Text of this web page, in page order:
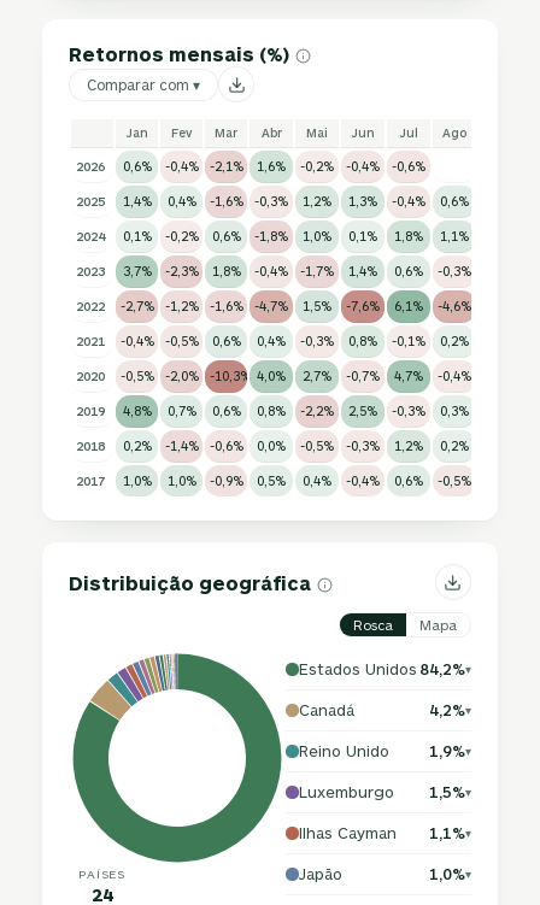
Retornos mensais (%)
Comparar com ▾
Jan Fev Mar Abr Mai Jun Jul Ago
2026 0,6% -0,4% -2,1% 1,6% -0,2% -0,4% -0,6%
2025 1,4% 0,4% -1,6% -0,3% 1,2% 1,3% -0,4% 0,6%
2024 0,1% -0,2% 0,6% -1,8% 1,0% 0,1% 1,8% 1,1%
2023 3,7% -2,3% 1,8% -0,4% -1,7% 1,4% 0,6% -0,3%
2022 -2,7% -1,2% -1,6% -4,7% 1,5% -7,6% 6,1% -4,6%
2021 -0,4% -0,5% 0,6% 0,4% -0,3% 0,8% -0,1% 0,2%
2020 -0,5% -2,0% -10,3% 4,0% 2,7% -0,7% 4,7% -0,4%
2019 4,8% 0,7% 0,6% 0,8% -2,2% 2,5% -0,3% 0,3%
2018 0,2% -1,4% -0,6% 0,0% -0,5% -0,3% 1,2% 0,2%
2017 1,0% 1,0% -0,9% 0,5% 0,4% -0,4% 0,6% -0,5%
Distribuição geográfica
Rosca Mapa
PAÍSES
24
Estados Unidos 84,2%▾
Canadá 4,2%▾
Reino Unido 1,9%▾
Luxemburgo 1,5%▾
Ilhas Cayman 1,1%▾
Japão 1,0%▾